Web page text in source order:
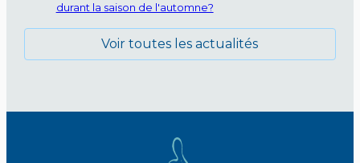
durant la saison de l'automne?
Voir toutes les actualités